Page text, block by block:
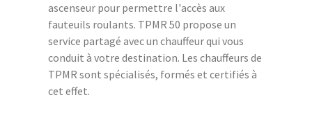
ascenseur pour permettre l'accès aux
fauteuils roulants. TPMR 50 propose un
service partagé avec un chauffeur qui vous
conduit à votre destination. Les chauffeurs de
TPMR sont spécialisés, formés et certifiés à
cet effet.